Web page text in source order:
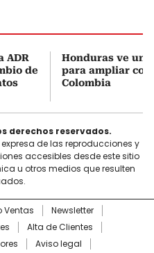
ADR
de
Honduras ve
para ampliar
Colombia
derechos reservados.
expresa de las reproducciones y
accesibles desde este sitio
u otros medios que resulten
Ventas
Newsletter
Alta de Clientes
Aviso legal